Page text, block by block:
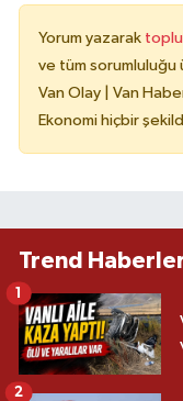
Yorum yazarak
ve tüm sorumluluğu
Van Olay | Van
Ekonomi hiçbir
Trend
1
2